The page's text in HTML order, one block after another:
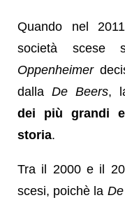
Quando nel
società scese
Oppenheimer
dalla De Beers,
dei più grandi
storia.
Tra il 2000 e il
scesi, poichè la